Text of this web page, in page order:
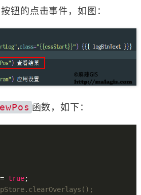
钮的点击事件，如图：
函数，如下：
true;